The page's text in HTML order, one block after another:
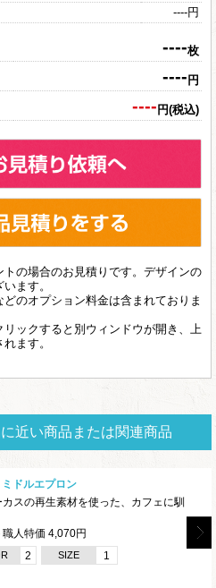
----円
----枚
---- 円
---- 円(税込)
の場合のお見積りです。デザインの
ます。
のオプション料金は含まれておりま
ックすると別ウィンドウが開き、上
ます。
近い商品または関連商品
ドルエプロン
カスの再生素材を使った、カフェに馴
職人特価 4,070円
2 SIZE 1